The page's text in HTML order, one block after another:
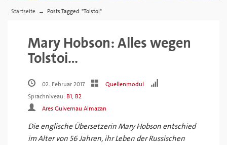
Startseite → Posts Tagged: "Tolstoi"
Mary Hobson: Alles wegen
Tolstoi…
02. Februar 2017
Quellenmodul
Sprachniveau: B1, B2
Ares Guivernau Almazan
Die englische Übersetzerin Mary Hobson entschied
im Alter von 56 Jahren, ihr Leben der Russischen